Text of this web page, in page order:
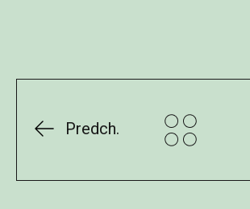
Predch.